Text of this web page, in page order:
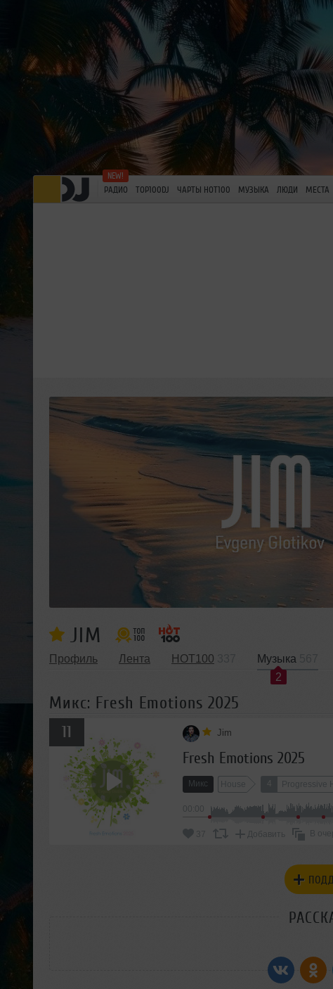
РАДИО TOP100DJ ЧАРТЫ HOT100 МУЗЫКА ЛЮДИ МЕСТА
JIM
Профиль Лента HOT100
Музыка
2
Микс: Fresh Emotions 2025
11 Jim
Fresh Emotions 2025
Микс House Progressive
37 Добавить В